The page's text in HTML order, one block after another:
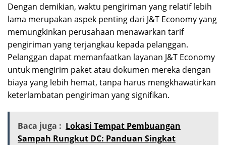
Dengan demikian, waktu pengiriman yang relatif lebih
lama merupakan aspek penting dari J&T Economy yang
memungkinkan perusahaan menawarkan tarif
pengiriman yang terjangkau kepada pelanggan.
Pelanggan dapat memanfaatkan layanan J&T Economy
untuk mengirim paket atau dokumen mereka dengan
biaya yang lebih hemat, tanpa harus mengkhawatirkan
keterlambatan pengiriman yang signifikan.
Baca juga : Lokasi Tempat Pembuangan
Sampah Rungkut DC: Panduan Singkat